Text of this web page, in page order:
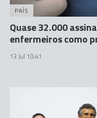
PAÍS
Quase 32.000
enfermeiros como
13 Jul 10:41